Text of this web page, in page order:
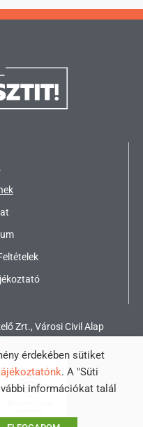
Zrt., Városi Civil Alap
érdekében sütiket
. A "Süti
információkat talál